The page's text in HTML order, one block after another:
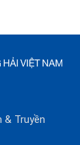
& Truyền